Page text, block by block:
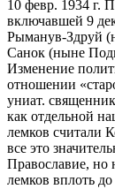
10 февр. 1934 г.
включавшей 9
Рыманув-Здруй
Санок (ныне
Изменение
отношении
униат.
как отдельной
лемков считали
все это
Православие, но
лемков вплоть